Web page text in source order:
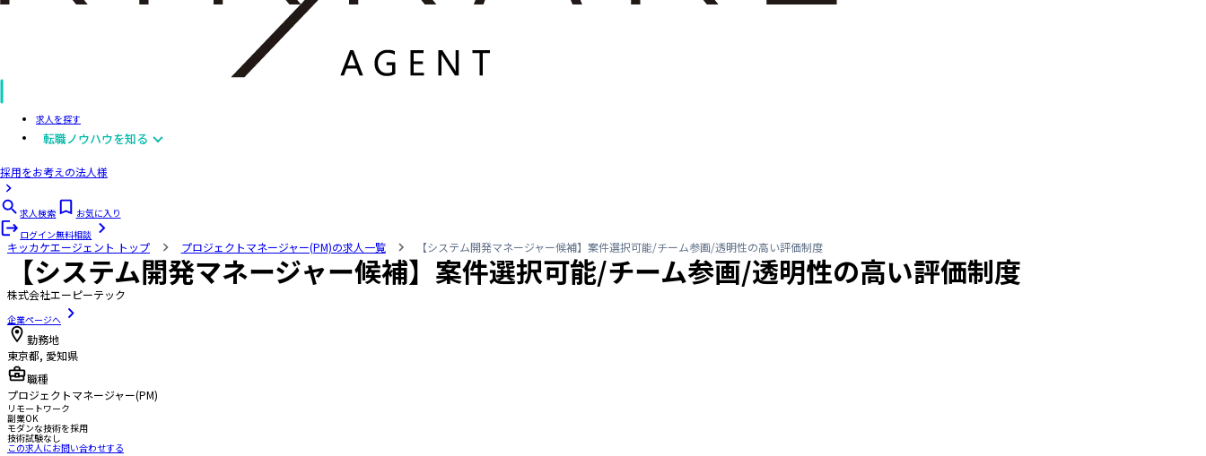
求人を探す
転職ノウハウを知る
採用をお考えの法人様
求人検索
お気に入り
ログイン無料相談
キッカケエージェント トップ プロジェクトマネージャー(PM)の求人一覧 【システム開発マネージャー候補】案件選択可能/チーム参画/透明性の高い評価制度
【システム開発マネージャー候補】案件選択可能/チーム参画/透明性の高い評価制度
株式会社エーピーテック
企業ページへ
勤務地
東京都, 愛知県
職種
プロジェクトマネージャー(PM)
リモートワーク
副業OK
モダンな技術を採用
技術試験なし
この求人にお問い合わせする